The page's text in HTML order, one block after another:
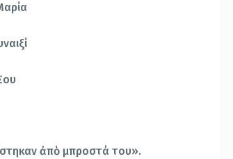
ἀπὸ μπροστά του».